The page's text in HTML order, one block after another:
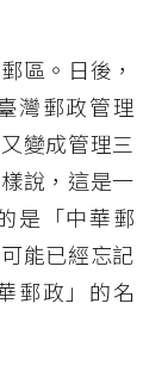
區。日後，
灣郵政管理
變成管理三
說，這是一
是「中華郵
能已經忘記
郵政」的名